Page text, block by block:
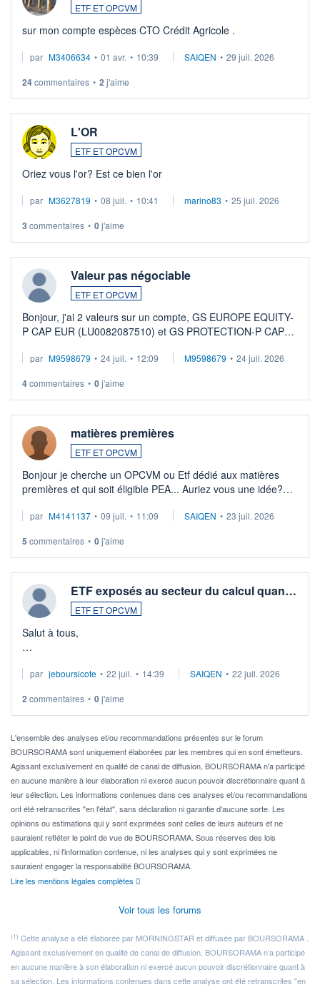
ETF ET OPCVM
sur mon compte espèces CTO Crédit Agricole .
par M3406634 • 01 avr. • 10:39 SAIQEN • 29 juil. 2026
24commentaires • 2 j'aime
L'OR
ETF ET OPCVM
Oriez vous l'or? Est ce bien l'or
par M3627819 • 08 juil. • 10:41 marino83 • 25 juil. 2026
3 commentaires • 0j'aime
Valeur pas négociable
ETF ET OPCVM
Bonjour, j'ai 2 valeurs sur un compte, GS EUROPE EQUITY-
P CAP EUR (LU0082087510) et GS PROTECTION-P CAP
veux procéder à la vente, on me signale ...
par M9598679 • 24 juil. • 12:09 M9598679 • 24 juil. 2026
4commentaires • 0j'aime
matières premières
ETF ET OPCVM
Bonjour je cherche un OPCVM ou Etf dédié aux matières
premières et qui soit éligible PEA... Auriez vous une idée?
par M4141137 • 09 juil. • 11:09 SAIQEN • 23 juil. 2026
5 commentaires • 0j'aime
ETF exposés au secteur du calcul quan…
ETF ET OPCVM
Salut à tous,
via un ETF plutôt que des actions individuelles.
Idéalement, je voudrais qu'il soit éligible au PEA.
Pour l' ...
par jeboursicote • 22 juil. • 14:39 SAIQEN • 22 juil. 2026
2 commentaires • 0j'aime
L'ensemble des analyses et/ou recommandations présentes sur le forum
BOURSORAMA sont uniquement élaborées par les membres qui en sont émetteurs.
Agissant exclusivement en qualité de canal de diffusion, BOURSORAMA n'a participé
en aucune manière à leur élaboration ni exercé aucun pouvoir discrétionnaire quant à
leur sélection. Les informations contenues dans ces analyses et/ou recommandations
ont été retranscrites "en l'état", sans déclaration ni garantie d'aucune sorte. Les
opinions ou estimations qui y sont exprimées sont celles de leurs auteurs et ne
sauraient refléter le point de vue de BOURSORAMA. Sous réserves des lois
applicables, ni l'information contenue, ni les analyses qui y sont exprimées ne
sauraient engager la responsabilité BOURSORAMA.
Lire les mentions légales complètes
Voir tous les forums
(1) Cette analyse a été élaborée par MORNINGSTAR et diffusée par BOURSORAMA .
Agissant exclusivement en qualité de canal de diffusion, BOURSORAMA n'a participé
en aucune manière à son élaboration ni exercé aucun pouvoir discrétionnaire quant à
sa sélection. Les informations contenues dans cette analyse ont été retranscrites "en